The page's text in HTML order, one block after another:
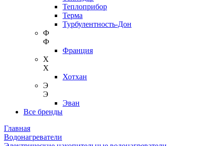
Теплоприбор
Терма
Турбулентность-Дон
Ф
Ф
Франция
Х
Х
Хотхан
Э
Э
Эван
Все бренды
Главная
Водонагреватели